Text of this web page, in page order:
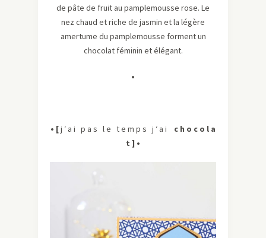
de pâte de fruit au pamplemousse rose. Le
nez chaud et riche de jasmin et la légère
amertume du pamplemousse forment un
chocolat féminin et élégant.
•
• [j ‘ a i p a s l e t e m p s j ‘ a i c h o c o l a
t ] •